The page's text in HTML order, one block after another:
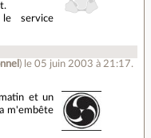
service
) le 05 juin 2003 à 21:17.
et un
m'embête